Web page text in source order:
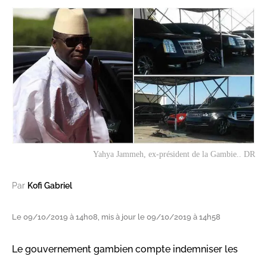
Yahya Jammeh, ex-président de la Gambie.. DR
Par Kofi Gabriel
Le 09/10/2019 à 14h08, mis à jour le 09/10/2019 à 14h58
Le gouvernement gambien compte indemniser les